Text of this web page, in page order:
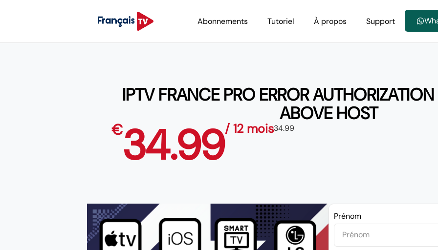
Abonnements Tutoriel À propos Support
IPTV FRANCE PRO ERROR
ABOVE HOST
€34.99/ 12 mois34.99
Prénom